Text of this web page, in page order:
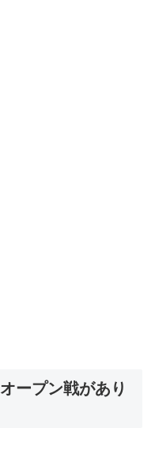
オープン戦があり